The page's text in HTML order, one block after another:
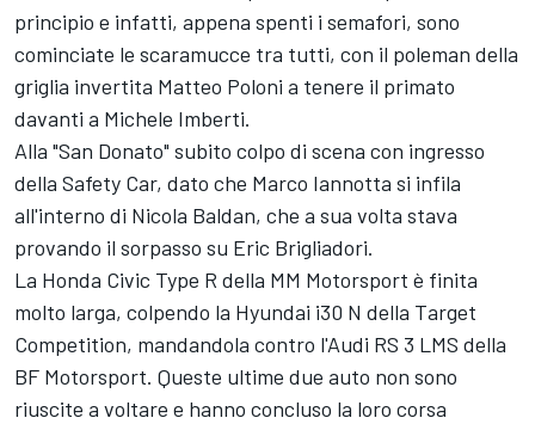
principio e infatti, appena spenti i semafori, sono
cominciate le scaramucce tra tutti, con il poleman della
griglia invertita Matteo Poloni a tenere il primato
davanti a Michele Imberti.
Alla "San Donato" subito colpo di scena con ingresso
della Safety Car, dato che Marco Iannotta si infila
all'interno di Nicola Baldan, che a sua volta stava
provando il sorpasso su Eric Brigliadori.
La Honda Civic Type R della MM Motorsport è finita
molto larga, colpendo la Hyundai i30 N della Target
Competition, mandandola contro l'Audi RS 3 LMS della
BF Motorsport. Queste ultime due auto non sono
riuscite a voltare e hanno concluso la loro corsa